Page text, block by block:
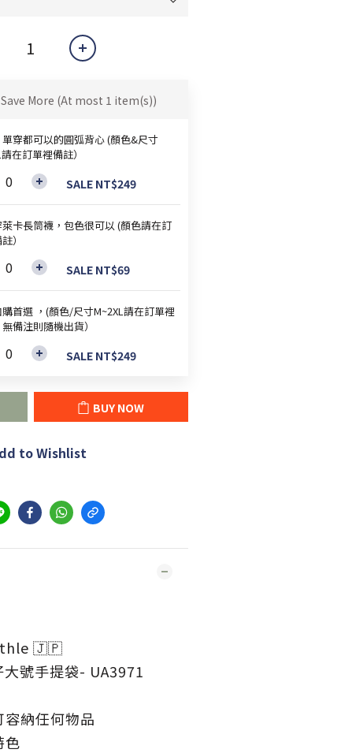
More (At most 1 item(s))
穿都可以的圓弧背心 (顏色&尺寸
在訂單裡備註）
SALE NT$249
卡長筒襪，包色很可以 (顏色請在訂
）
SALE NT$69
首選 ，(顏色/尺寸M~2XL請在訂單裡
備注則隨機出貨）
SALE NT$249
BUY NOW
to Wishlist
🇯🇵
號手提袋- UA3971
容納任何物品
色